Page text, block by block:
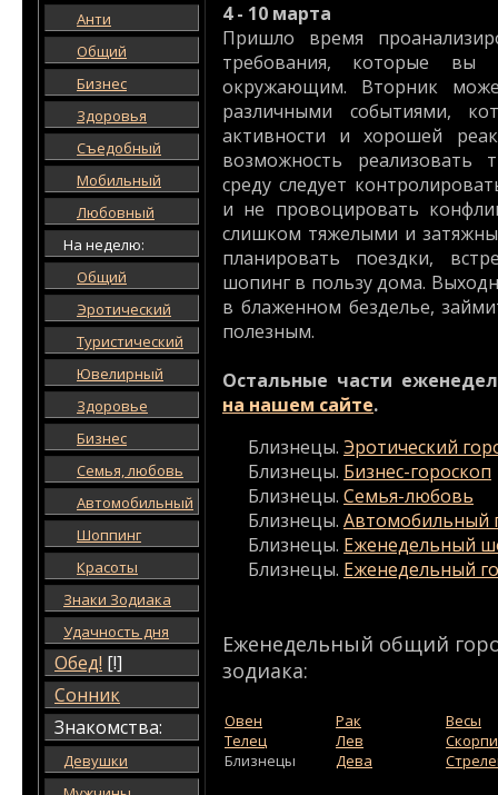
Анти
Общий
Бизнес
Здоровья
Съедобный
Мобильный
Любовный
На неделю:
Общий
Эротический
Туристический
Ювелирный
Здоровье
Бизнес
Семья, любовь
Автомобильный
Шоппинг
Красоты
Знаки Зодиака
Удачность дня
Обед! [!]
Сонник
Знакомства:
Девушки
4 - 10 марта
Пришло время
требования, которые вы
окружающим. Вторник
различными событиями,
активности и хорошей
возможность реализовать
среду следует
и не провоцировать
слишком тяжелыми и
планировать поездки,
шопинг в пользу дома.
в блаженном безделье,
полезным.
Остальные части
на нашем сайте.
Близнецы. Эротический
Близнецы. Бизнес-гороскоп
Близнецы. Семья-любовь
Близнецы. Автомобильный
Близнецы. Еженедельный
Близнецы. Еженедельный
Еженедельный общий
зодиака:
Овен
Телец
Близнецы
Рак
Лев
Дева
Весы